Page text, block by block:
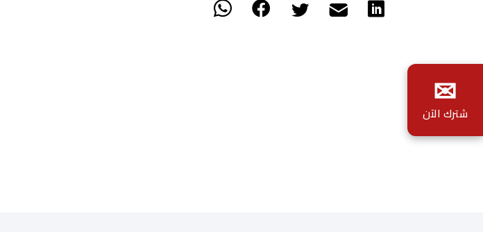
✉
شترك الآن